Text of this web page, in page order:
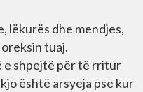
lëkurës dhe mendjes,
tuaj.
e shpejtë për të rritur
është arsyeja pse kur